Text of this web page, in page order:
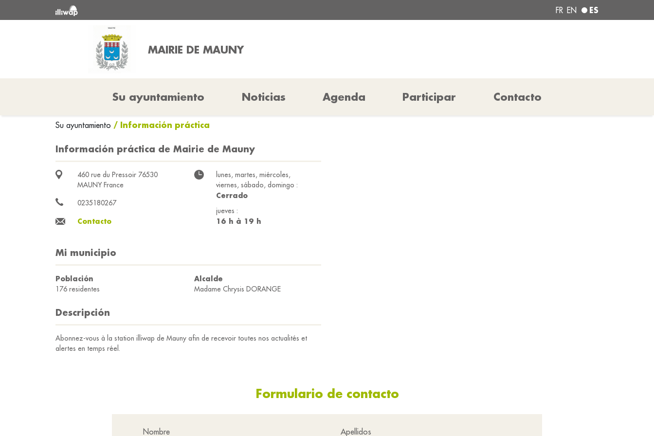
FR EN ES
MAIRIE DE MAUNY
Su ayuntamiento Noticias Agenda Participar Contacto
Su ayuntamiento / Información práctica
Información práctica de Mairie de Mauny
460 rue du Pressoir 76530
MAUNY France
0235180267
Contacto
lunes, martes, miércoles,
viernes, sábado, domingo :
Cerrado
jueves :
16 h à 19 h
Mi municipio
Población
176 residentes
Alcalde
Madame Chrysis DORANGE
Descripción
Abonnez-vous à la station illiwap de Mauny afin de recevoir toutes nos actualités et
alertes en temps réel.
Formulario de contacto
Nombre Apellidos